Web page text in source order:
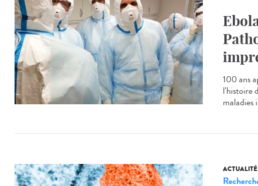
100 ans
l'histoire
maladies
ACTUALITÉ